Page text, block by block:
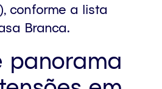
conforme a lista
Branca.
panorama